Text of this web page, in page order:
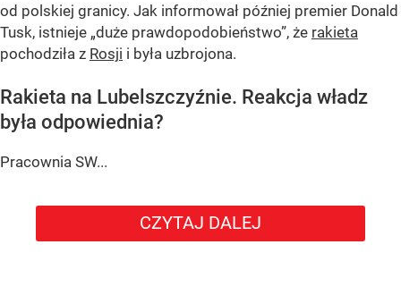
od polskiej granicy. Jak informował później premier Donald
Tusk, istnieje „duże prawdopodobieństwo”, że rakieta
pochodziła z Rosji i była uzbrojona.
Rakieta na Lubelszczyźnie. Reakcja władz
była odpowiednia?
Pracownia SW...
CZYTAJ DALEJ